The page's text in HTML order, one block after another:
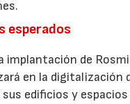
esperados
implantación de
en la digitalización
edificios y espacios